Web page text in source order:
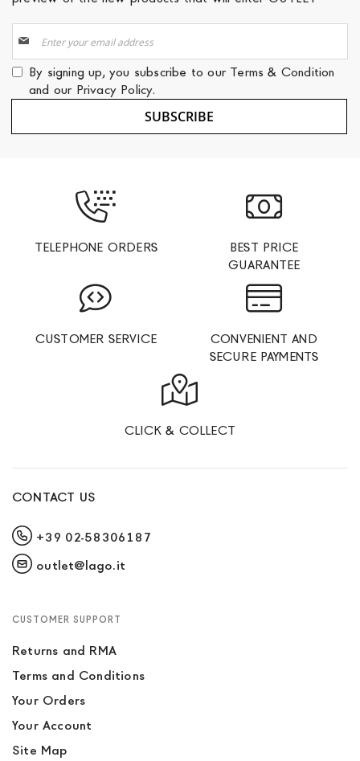
Up
for
Our
Newsletter:
By signing up, you subscribe to our Terms & Condition
and our Privacy Policy.
SUBSCRIBE
TELEPHONE ORDERS
BEST PRICE
GUARANTEE
CUSTOMER SERVICE
CONVENIENT AND
SECURE PAYMENTS
CLICK & COLLECT
CONTACT US
+39 02-58306187
outlet@lago.it
CUSTOMER SUPPORT
Returns and RMA
Terms and Conditions
Your Orders
Your Account
Site Map